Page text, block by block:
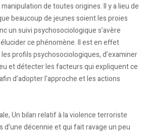
de toutes origines. Il y a lieu de
beaucoup de jeunes soient les proies
un suivi psychosociologique s’avère
ce phénomène. Il est en effet
profils psychosociologiques, d’examiner
et détecter les facteurs qui expliquent ce
d’adopter l’approche et les actions
Un bilan relatif à la violence terroriste
décennie et qui fait ravage un peu